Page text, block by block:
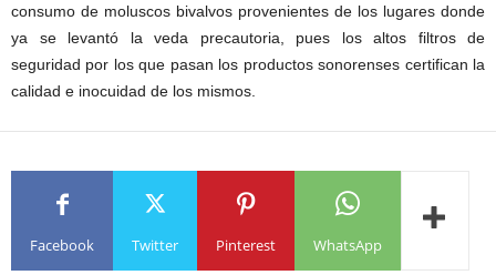
consumo de moluscos bivalvos provenientes de los lugares donde
ya se levantó la veda precautoria, pues los altos filtros de
seguridad por los que pasan los productos sonorenses certifican la
calidad e inocuidad de los mismos.
Facebook Twitter Pinterest WhatsApp